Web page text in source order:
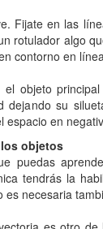
Fijate en las
rotulador algo
contorno en
objeto
dejando su
espacio en
objetos
puedas
tendrás la
necesaria